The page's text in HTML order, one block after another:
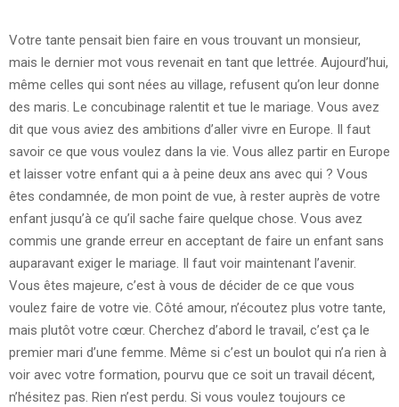
Votre tante pensait bien faire en vous trouvant un monsieur,
mais le dernier mot vous revenait en tant que lettrée. Aujourd’hui,
même celles qui sont nées au village, refusent qu’on leur donne
des maris. Le concubinage ralentit et tue le mariage. Vous avez
dit que vous aviez des ambitions d’aller vivre en Europe. Il faut
savoir ce que vous voulez dans la vie. Vous allez partir en Europe
et laisser votre enfant qui a à peine deux ans avec qui ? Vous
êtes condamnée, de mon point de vue, à rester auprès de votre
enfant jusqu’à ce qu’il sache faire quelque chose. Vous avez
commis une grande erreur en acceptant de faire un enfant sans
auparavant exiger le mariage. Il faut voir maintenant l’avenir.
Vous êtes majeure, c’est à vous de décider de ce que vous
voulez faire de votre vie. Côté amour, n’écoutez plus votre tante,
mais plutôt votre cœur. Cherchez d’abord le travail, c’est ça le
premier mari d’une femme. Même si c’est un boulot qui n’a rien à
voir avec votre formation, pourvu que ce soit un travail décent,
n’hésitez pas. Rien n’est perdu. Si vous voulez toujours ce